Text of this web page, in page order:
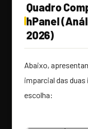
Quadro
hPanel
2026)
Abaixo,
imparcial das
escolha: